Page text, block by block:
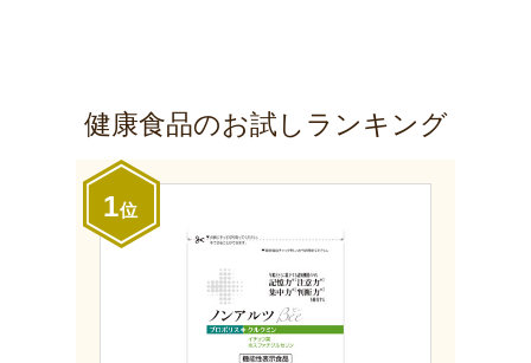
健康食品のお試しランキング
1位